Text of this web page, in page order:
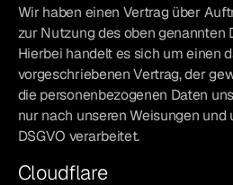
Wir haben einen Vertrag über
zur Nutzung des oben genannten
Hierbei handelt es sich um einen
vorgeschriebenen Vertrag, der
die personenbezogenen Daten
nur nach unseren Weisungen und
DSGVO verarbeitet.
Cloudflare